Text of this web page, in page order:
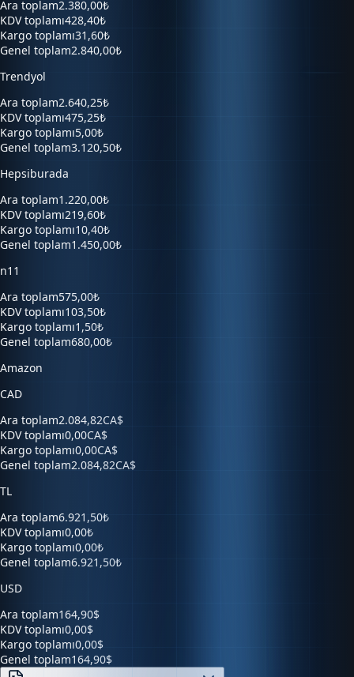
Kargo toplamı31,60₺
Genel toplam2.840,00₺
Trendyol
Ara toplam
Kargo toplamı5,00₺
Genel toplam3.120,50₺
Hepsiburada
Ara toplam1.220,00₺
Kargo toplamı10,40₺
Genel toplam1.450,00₺
n11
Ara toplam
Kargo toplamı1,50₺
Genel toplam680,00₺
Amazon
CAD
Ara toplam
Kargo toplamı0,00CA$
Genel toplam2.084,82CA$
TL
Ara toplam
Kargo toplamı0,00₺
Genel toplam6.921,50₺
USD
Ara toplam
Kargo toplamı0,00$
Genel toplam164,90$
TekliflerTL: 12.450,00₺ · 14 aktif teklif